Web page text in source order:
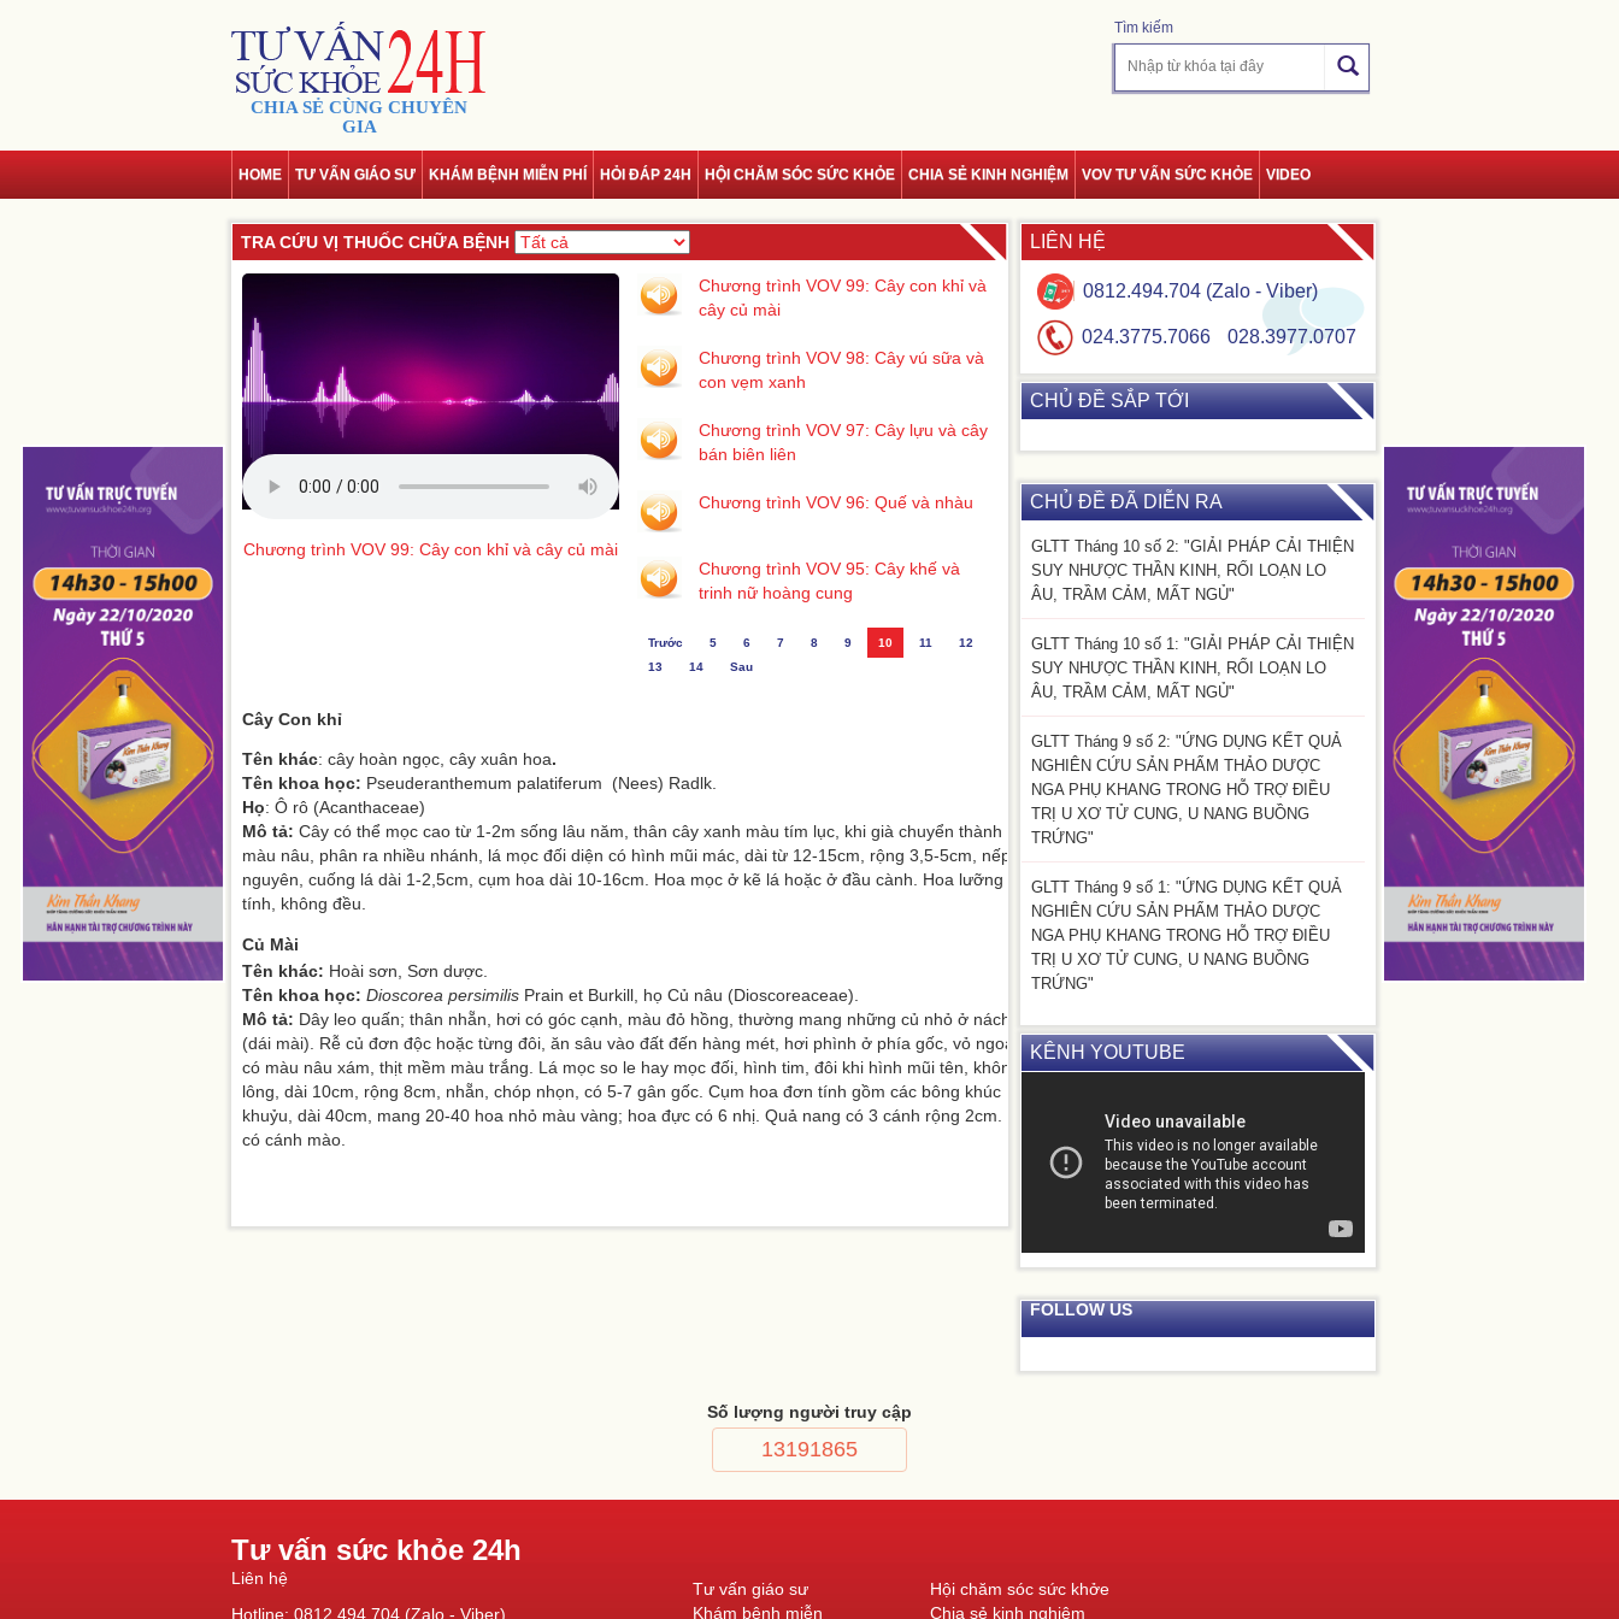
CHIA SẺ CÙNG CHUYÊN
GIA
Tìm kiếm
HOME TƯ VẤN GIÁO SƯ KHÁM BỆNH MIỄN PHÍ HỎI ĐÁP 24H HỘI CHĂM SÓC SỨC KHỎE CHIA SẺ KINH NGHIỆM VOV TƯ VẤN SỨC KHỎE VIDEO
TRA CỨU VỊ THUỐC CHỮA BỆNH
Chương trình VOV 99: Cây con khỉ và cây củ mài
Chương trình VOV 99: Cây con khỉ và
cây củ mài
Chương trình VOV 98: Cây vú sữa và
con vẹm xanh
Chương trình VOV 97: Cây lựu và cây
bán biên liên
Chương trình VOV 96: Quế và nhàu
Chương trình VOV 95: Cây khế và
trinh nữ hoàng cung
Trước 5 6 7 8 9 10 11
12
13
14 Sau
Cây Con khỉ
Tên khác: cây hoàn ngọc, cây xuân hoa.
Tên khoa học: Pseuderanthemum palatiferum (Nees) Radlk.
Họ: Ô rô (Acanthaceae)
Mô tả: Cây có thể mọc cao từ 1-2m sống lâu năm, thân cây xanh màu tím lục, khi già chuyển thành
màu nâu, phân ra nhiều nhánh, lá mọc đối diện có hình mũi mác, dài từ 12-15cm, rộng 3,5-5cm, nếp lá
nguyên, cuống lá dài 1-2,5cm, cụm hoa dài 10-16cm. Hoa mọc ở kẽ lá hoặc ở đầu cành. Hoa lưỡng
tính, không đều.
Củ Mài
Tên khác: Hoài sơn, Sơn dược.
Tên khoa học: Dioscorea persimilis Prain et Burkill, họ Củ nâu (Dioscoreaceae).
Mô tả: Dây leo quấn; thân nhẵn, hơi có góc cạnh, màu đỏ hồng, thường mang những củ nhỏ ở nách lá
(dái mài). Rễ củ đơn độc hoặc từng đôi, ăn sâu vào đất đến hàng mét, hơi phình ở phía gốc, vỏ ngoài
có màu nâu xám, thịt mềm màu trắng. Lá mọc so le hay mọc đối, hình tim, đôi khi hình mũi tên, không
lông, dài 10cm, rộng 8cm, nhẵn, chóp nhọn, có 5-7 gân gốc. Cụm hoa đơn tính gồm các bông khúc
khuỷu, dài 40cm, mang 20-40 hoa nhỏ màu vàng; hoa đực có 6 nhị. Quả nang có 3 cánh rộng 2cm. Hạt
có cánh mào.
LIÊN HỆ
0812.494.704 (Zalo - Viber)
024.3775.7066 028.3977.0707
CHỦ ĐỀ SẮP TỚI
CHỦ ĐỀ ĐÃ DIỄN RA
GLTT Tháng 10 số 2: "GIẢI PHÁP CẢI THIỆN
SUY NHƯỢC THẦN KINH, RỐI LOẠN LO
ÂU, TRẦM CẢM, MẤT NGỦ"
GLTT Tháng 10 số 1: "GIẢI PHÁP CẢI THIỆN
SUY NHƯỢC THẦN KINH, RỐI LOẠN LO
ÂU, TRẦM CẢM, MẤT NGỦ"
GLTT Tháng 9 số 2: "ỨNG DỤNG KẾT QUẢ
NGHIÊN CỨU SẢN PHẨM THẢO DƯỢC
NGA PHỤ KHANG TRONG HỖ TRỢ ĐIỀU
TRỊ U XƠ TỬ CUNG, U NANG BUỒNG
TRỨNG"
GLTT Tháng 9 số 1: "ỨNG DỤNG KẾT QUẢ
NGHIÊN CỨU SẢN PHẨM THẢO DƯỢC
NGA PHỤ KHANG TRONG HỖ TRỢ ĐIỀU
TRỊ U XƠ TỬ CUNG, U NANG BUỒNG
TRỨNG"
KÊNH YOUTUBE
FOLLOW US
Số lượng người truy cập
13191865
Tư vấn sức khỏe 24h
Liên hệ
Hotline: 0812.494.704 (Zalo - Viber)
Tư vấn giáo sư
Khám bệnh miễn
Hội chăm sóc sức khởe
Chia sẻ kinh nghiệm